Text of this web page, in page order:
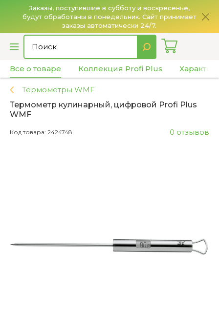
Заказы, поступившие в субботу и воскресенье,
будут обработаны в понедельник. Сайт принимает
заказы автоматически 24/7.
Все о товаре Коллекция Profi Plus
Термометры WMF
Термометр кулинарный, цифровой Profi Plus
WMF
0 отзывов
Код товара: 2424748